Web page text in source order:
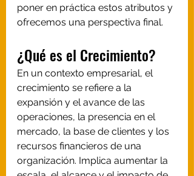
poner en práctica estos atributos y
ofrecemos una perspectiva final.
¿Qué es el Crecimiento?
En un contexto empresarial, el
crecimiento se refiere a la
expansión y el avance de las
operaciones, la presencia en el
mercado, la base de clientes y los
recursos financieros de una
organización. Implica aumentar la